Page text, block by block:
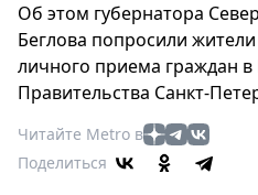
Еда
Туризм
Мода
Театр
Кино
Афиша
Об этом губернатора
Беглова попросили
личного приема граждан
Правительства Санкт-
Читайте Metro в
Поделиться